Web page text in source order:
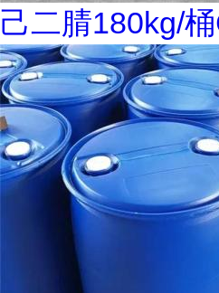
己二腈180kg/